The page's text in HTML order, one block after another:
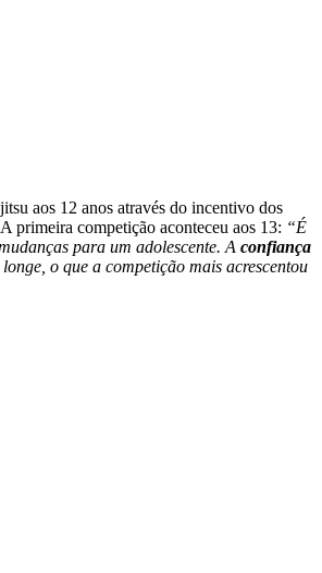
aos 12 anos através do incentivo dos
primeira competição aconteceu aos 13: “É
para um adolescente. A confiança
o que a competição mais acrescentou